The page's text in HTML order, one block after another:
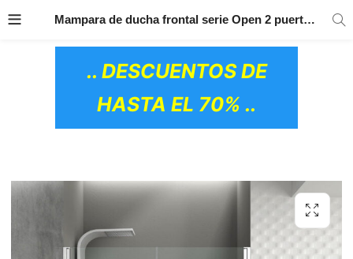
PRODUCTOS
.. DESCUENTOS DE
HASTA EL 70% ..
Mampara de ducha frontal serie Open 2 puertas abatibles COMBI I GME